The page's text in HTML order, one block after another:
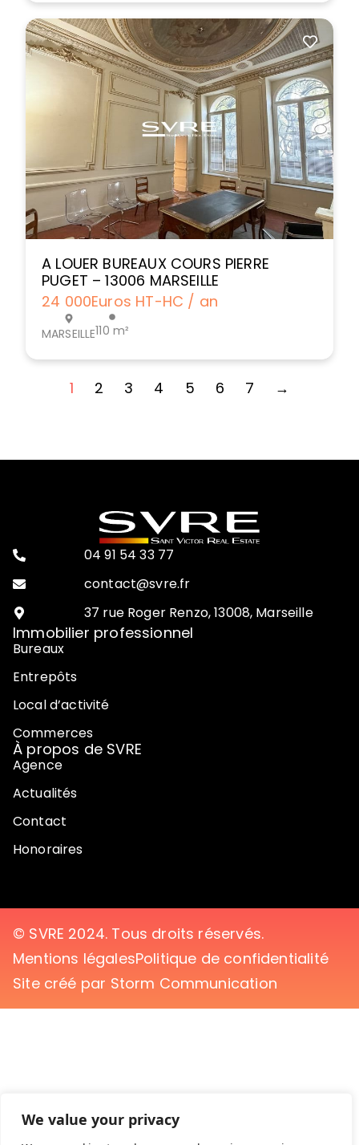
We value your privacy
A LOUER BUREAUX COURS PIERRE
PUGET – 13006 MARSEILLE
24 000Euros HT-HC / an
MARSEILLE110 m²
1 2 3 4 5 6 7 →
04 91 54 33 77
contact@svre.fr
37 rue Roger Renzo, 13008, Marseille
Immobilier professionnel
Bureaux
Entrepôts
Local d’activité
Commerces
À propos de SVRE
Agence
Actualités
Contact
Honoraires
© SVRE 2024. Tous droits réservés.
Mentions légalesPolitique de confidentialité
Site créé par Storm Communication